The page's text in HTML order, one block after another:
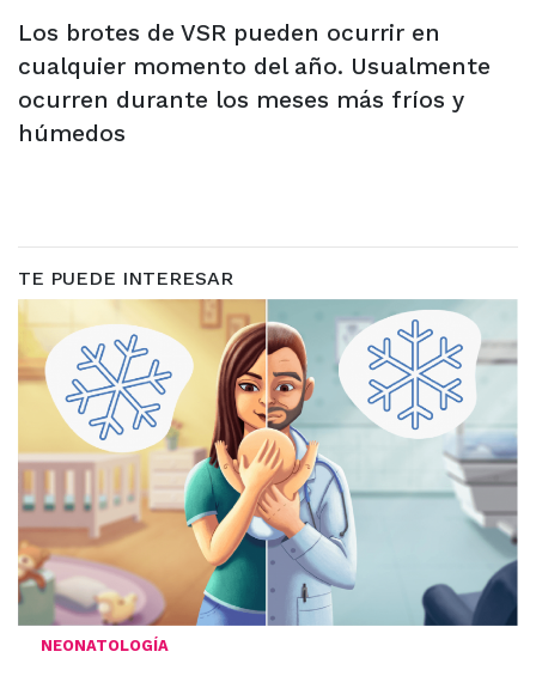
Los brotes de VSR pueden ocurrir en
cualquier momento del año. Usualmente
ocurren durante los meses más fríos y
húmedos
TE PUEDE INTERESAR
NEONATOLOGÍA